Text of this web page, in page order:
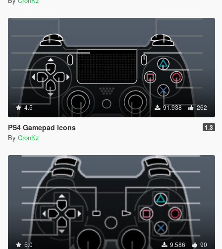
4.5 91.938 262
PS4 Gamepad Icons 1.3
By CronKz
5.0 9.586 90